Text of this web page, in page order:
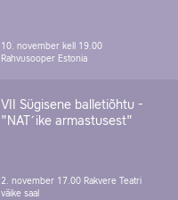
10. november kell 19.00
Rahvusooper Estonia
VII Sügisene balletiõhtu -
"NAT´ike armastusest"
2. november 17.00 Rakvere Teatri
väike saal